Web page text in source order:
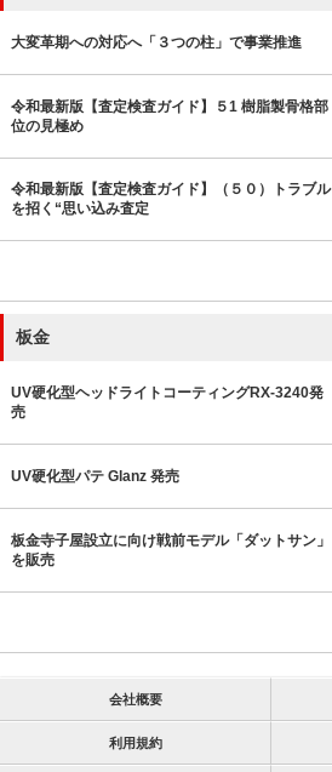
大変革期への対応へ「３つの柱」で事業推進
令和最新版【査定検査ガイド】５1 樹脂製骨格部
位の見極め
令和最新版【査定検査ガイド】（５０）トラブル
を招く“思い込み査定
板金
UV硬化型ヘッドライトコーティングRX-3240発
売
UV硬化型パテ Glanz 発売
板金寺子屋設立に向け戦前モデル「ダットサン」
を販売
会社概要
利用規約